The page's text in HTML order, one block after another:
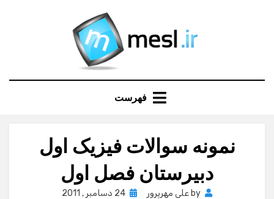
فهرست
نمونه سوالات فیزیک اول
دبیرستان فصل اول
by علی مهرپرور
Posted
24 دسامبر , 2011